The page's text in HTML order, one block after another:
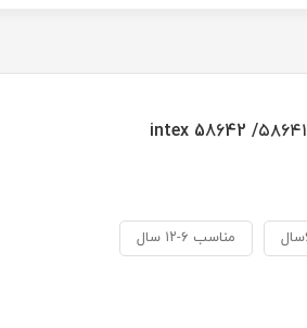
مناسب ۶-۱۲ سال